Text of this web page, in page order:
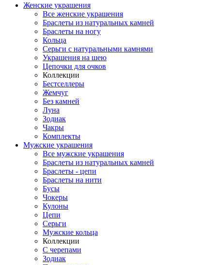
Женские украшения
Все женские украшения
Браслеты из натуральных камней
Браслеты на ногу
Кольца
Серьги с натуральными камнями
Украшения на шею
Цепочки для очков
Коллекции
Бестселлеры
Жемчуг
Без камней
Луна
Зодиак
Чакры
Комплекты
Мужские украшения
Все мужские украшения
Браслеты из натуральных камней
Браслеты - цепи
Браслеты на нити
Бусы
Чокеры
Кулоны
Цепи
Серьги
Мужские кольца
Коллекции
С черепами
Зодиак